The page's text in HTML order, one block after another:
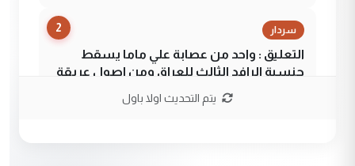
2 سردار
التعليق : واحد من عصابة علي ماما يسقط
جنسية الرافد الثالث للعراق ومن اصول عريقة
يتم التحديث اولا باول